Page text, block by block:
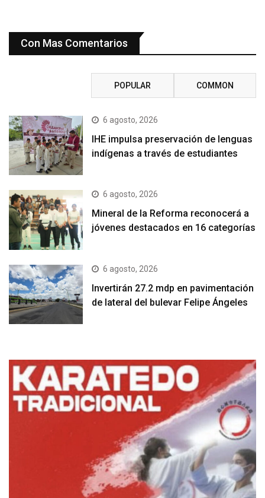
Con Mas Comentarios
POPULAR COMMON
6 agosto, 2026
IHE impulsa preservación de lenguas
indígenas a través de estudiantes
6 agosto, 2026
Mineral de la Reforma reconocerá a
jóvenes destacados en 16 categorías
6 agosto, 2026
Invertirán 27.2 mdp en pavimentación
de lateral del bulevar Felipe Ángeles